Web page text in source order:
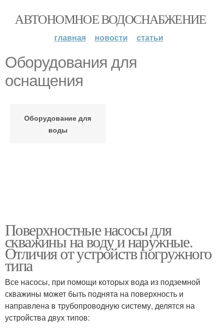
АВТОНОМНОЕ ВОДОСНАБЖЕНИЕ
главная новости статьи
Оборудования для
оснащения
Оборудование для
воды
Поверхностные насосы для
скважины на воду и наружные.
Отличия от устройств погружного
типа
Все насосы, при помощи которых вода из подземной
скважины может быть поднята на поверхность и
направлена в трубопроводную систему, делятся на
устройства двух типов: